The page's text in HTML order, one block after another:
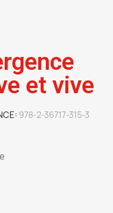
et vive
978-2-36717-315-3